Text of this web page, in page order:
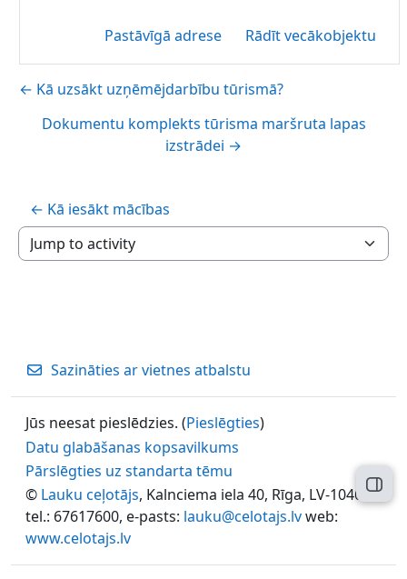
Pastāvīgā adrese Rādīt vecākobjektu
← Kā uzsākt uzņēmējdarbību tūrismā?
Dokumentu komplekts tūrisma maršruta lapas
izstrādei →
← Kā iesākt mācības
Jump to activity
Sazināties ar vietnes atbalstu
Jūs neesat pieslēdzies. (Pieslēgties)
Datu glabāšanas kopsavilkums
Pārslēgties uz standarta tēmu
© Lauku ceļotājs, Kalnciema iela 40, Rīga, LV-1046,
tel.: 67617600, e-pasts: lauku@celotajs.lvweb:
www.celotajs.lv